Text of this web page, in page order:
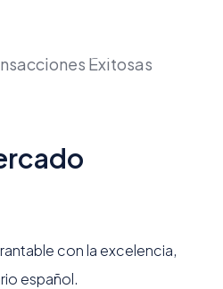
Exitosas
con la excelencia,
español.